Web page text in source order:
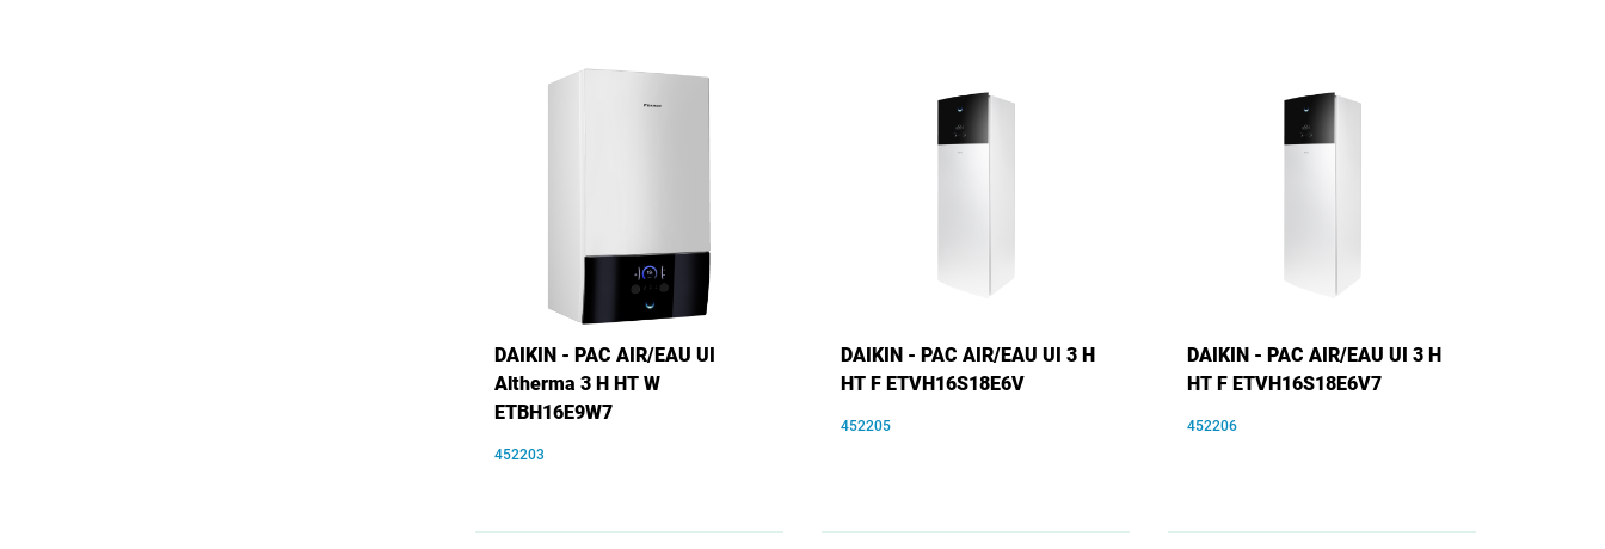
DAIKIN - PAC AIR/EAU UI
Altherma 3 H HT W
ETBH16E9W7
452203
DAIKIN - PAC AIR/EAU UI 3 H
HT F ETVH16S18E6V
452205
DAIKIN - PAC AIR/EAU UI 3 H
HT F ETVH16S18E6V7
452206